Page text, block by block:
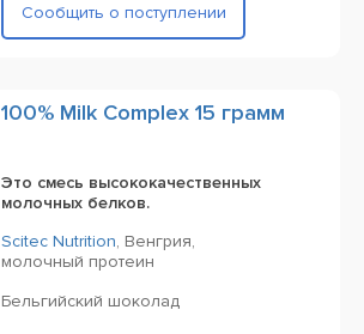
Сообщить о поступлении
100% Milk Complex 15 грамм
Это смесь высококачественных
молочных белков.
Scitec Nutrition, Венгрия,
молочный протеин
Бельгийский шоколад